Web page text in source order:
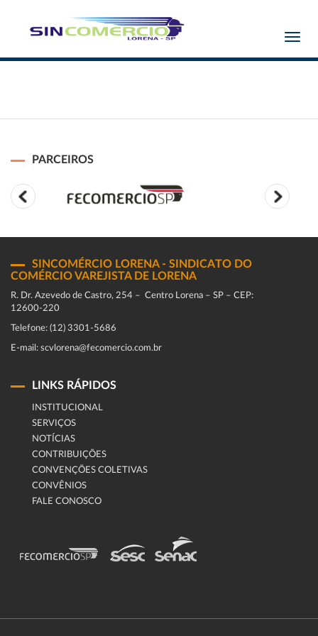
PARCEIROS
SINCOMÉRCIO LORENA - SINDICATO DO
COMÉRCIO VAREJISTA DE LORENA
R. Dr. Azevedo de Castro, 254 – Centro Lorena – SP – CEP:
12600-220
Telefone: (12) 3301-5686
E-mail: scvlorena@fecomercio.com.br
LINKS RÁPIDOS
INSTITUCIONAL
SERVIÇOS
NOTÍCIAS
CONTRIBUIÇÕES
CONVENÇÕES COLETIVAS
CONVÊNIOS
FALE CONOSCO